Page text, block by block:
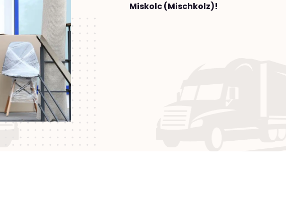
Miskolc (Mischkolz)!